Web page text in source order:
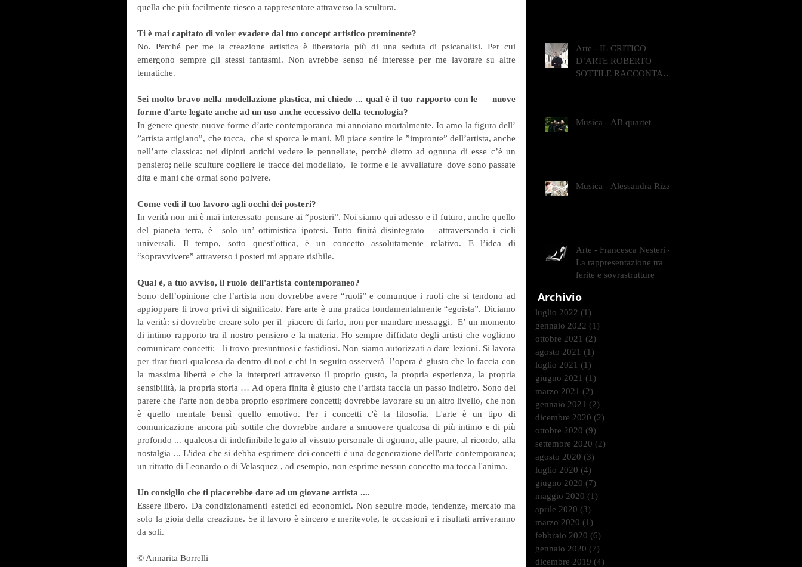
quella che più facilmente riesco a rappresentare attraverso la scultura.
Ti è mai capitato di voler evadere dal tuo concept artistico preminente?
No. Perché per me la creazione artistica è liberatoria più di una seduta di psicanalisi. Per cui
emergono sempre gli stessi fantasmi. Non avrebbe senso né interesse per me lavorare su altre
tematiche.
Sei molto bravo nella modellazione plastica, mi chiedo ... qual è il tuo rapporto con le     nuove
forme d'arte legate anche ad un uso anche eccessivo della tecnologia?
In genere queste nuove forme d’arte contemporanea mi annoiano mortalmente. Io amo la figura dell’
”artista artigiano”, che tocca,  che si sporca le mani. Mi piace sentire le ”impronte” dell’artista, anche
nell’arte classica: nei dipinti antichi vedere le pennellate, perché dietro ad ognuna di esse c’è un
pensiero; nelle sculture cogliere le tracce del modellato,  le forme e le avvallature  dove sono passate
dita e mani che ormai sono polvere.
Come vedi il tuo lavoro agli occhi dei posteri?
In verità non mi è mai interessato pensare ai “posteri”. Noi siamo qui adesso e il futuro, anche quello
del pianeta terra, è  solo un’ ottimistica ipotesi. Tutto finirà disintegrato   attraversando i cicli
universali. Il tempo, sotto quest’ottica, è un concetto assolutamente relativo. E l’idea di
“sopravvivere” attraverso i posteri mi appare risibile.
Qual è, a tuo avviso, il ruolo dell'artista contemporaneo?
Sono dell’opinione che l’artista non dovrebbe avere “ruoli” e comunque i ruoli che si tendono ad
appioppare li trovo privi di significato. Fare arte è una pratica fondamentalmente “egoista”. Diciamo
la verità: si dovrebbe creare solo per il  piacere di farlo, non per mandare messaggi.  E’ un momento
di intimo rapporto tra il nostro pensiero e la materia. Ho sempre diffidato degli artisti che vogliono
comunicare concetti:   li trovo presuntuosi e fastidiosi. Non siamo autorizzati a dare lezioni. Si lavora
per tirar fuori qualcosa da dentro di noi e chi in seguito osserverà  l’opera è giusto che lo faccia con
la massima libertà e che la interpreti attraverso il proprio gusto, la propria esperienza, la propria
sensibilità, la propria storia … Ad opera finita è giusto che l’artista faccia un passo indietro. Sono del
parere che l'arte non debba proprio esprimere concetti; dovrebbe lavorare su un altro livello, che non
è quello mentale bensì quello emotivo. Per i concetti c'è la filosofia. L'arte è un tipo di
comunicazione ancora più sottile che dovrebbe andare a smuovere qualcosa di più intimo e di più
profondo ... qualcosa di indefinibile legato al vissuto personale di ognuno, alle paure, al ricordo, alla
nostalgia ... L'idea che si debba esprimere dei concetti è una degenerazione dell'arte contemporanea;
un ritratto di Leonardo o di Velasquez , ad esempio, non esprime nessun concetto ma tocca l'anima.
Un consiglio che ti piacerebbe dare ad un giovane artista ....
Essere libero. Da condizionamenti estetici ed economici. Non seguire mode, tendenze, mercato ma
solo la gioia della creazione. Se il lavoro è sincero e meritevole, le occasioni e i risultati arriveranno
da soli.
© Annarita Borrelli
Arte - IL CRITICO
D’ARTE ROBERTO
SOTTILE RACCONTA
Musica - AB quartet
Musica - Alessandra Rizzo
Arte - Francesca Nesteri -
La rappresentazione tra
ferite e sovrastrutture
Archivio
luglio 2022 (1)
gennaio 2022 (1)
ottobre 2021 (2)
agosto 2021 (1)
luglio 2021 (1)
giugno 2021 (1)
marzo 2021 (2)
gennaio 2021 (2)
dicembre 2020 (2)
ottobre 2020 (9)
settembre 2020 (2)
agosto 2020 (3)
luglio 2020 (4)
giugno 2020 (7)
maggio 2020 (1)
aprile 2020 (3)
marzo 2020 (1)
febbraio 2020 (6)
gennaio 2020 (7)
dicembre 2019 (4)